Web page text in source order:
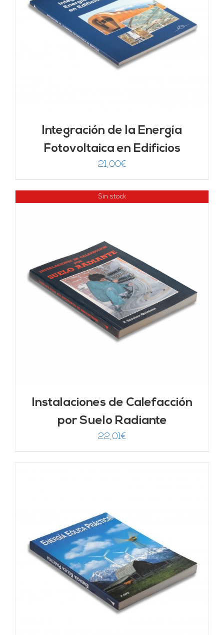
Integración de la Energía
Fotovoltaica en Edificios
21,00€
Sin stock
Instalaciones de Calefacción
por Suelo Radiante
22,01€